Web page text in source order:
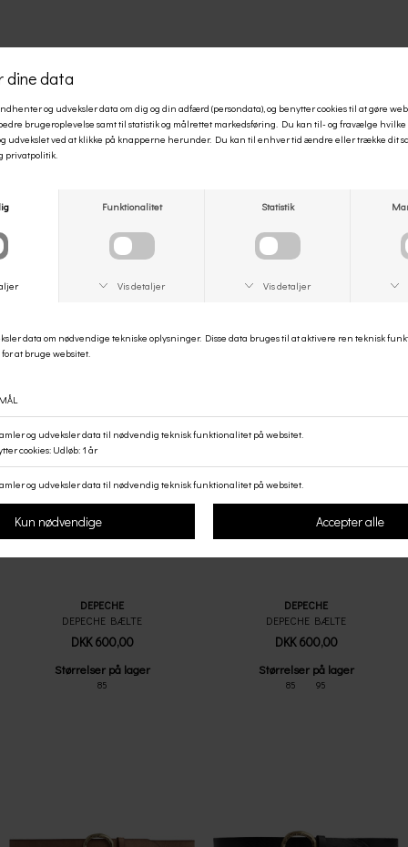
Størrelser på lager
DEPECHE BÆLTE
DKK 600,00
Størrelser på lager
DEPECHE BÆLTE
DKK 500,00
Størrelser på lager
85
DEPECHE
DEPECHE BÆLTE
DKK 600,00
Størrelser på lager
85 95
DEPECHE
DEPECHE BÆLTE
DKK 600,00